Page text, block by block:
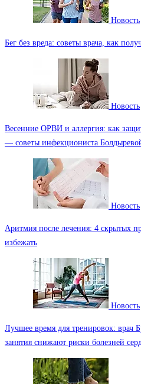
Новость
Бег без вреда: советы врача, как
Новость
Весенние ОРВИ и аллергия: как
— советы инфекциониста
Новость
Аритмия после лечения: 4 скрытых
избежать
Новость
Лучшее время для тренировок: врач
занятия снижают риски болезней